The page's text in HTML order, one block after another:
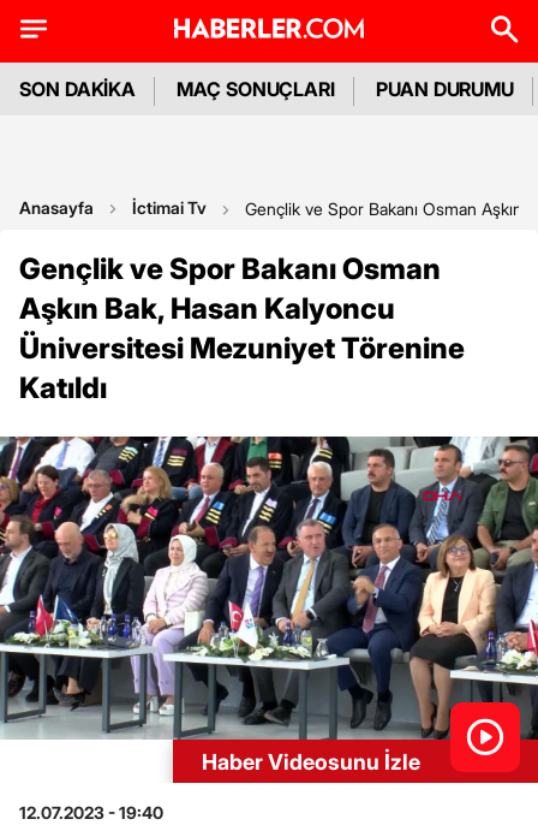
SON DAKİKA MAÇ SONUÇLARI PUAN DURUMU
Anasayfa İctimai Tv Gençlik ve Spor Bakanı Osman Aşkın
Gençlik ve Spor Bakanı Osman
Aşkın Bak, Hasan Kalyoncu
Üniversitesi Mezuniyet Törenine
Katıldı
Haber Videosunu İzle
12.07.2023 - 19:40